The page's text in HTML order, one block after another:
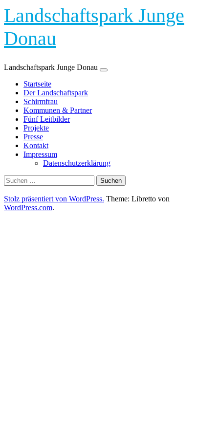
Landschaftspark Junge
Donau
Landschaftspark Junge Donau
Inhalt
springen
Startseite
Der Landschaftspark
Schirmfrau
Kommunen & Partner
Fünf Leitbilder
Projekte
Presse
Kontakt
Impressum
Datenschutzerklärung
Suchen
nach:
Stolz präsentiert von WordPress. Theme: Libretto von
WordPress.com.